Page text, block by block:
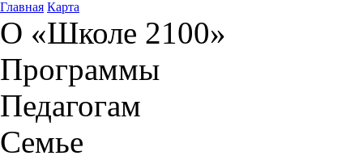
Главная Карта
О «Школе 2100»
Программы
Педагогам
Семье